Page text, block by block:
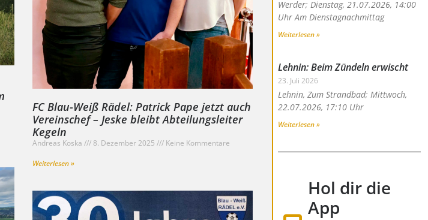
FC Blau-Weiß Rädel: Patrick Pape jetzt auch
Vereinschef – Jeske bleibt Abteilungsleiter
Kegeln
Andreas Koska 8. Dezember 2025
Keine Kommentare
Weiterlesen »
Werder; Dienstag, 21.07.2026, 14:00
Uhr Am Dienstagnachmittag
Weiterlesen »
Lehnin: Beim Zündeln erwischt
23. Juli 2026
Lehnin, Zum Strandbad; Mittwoch,
22.07.2026, 17:10 Uhr
Weiterlesen »
Hol dir die
App